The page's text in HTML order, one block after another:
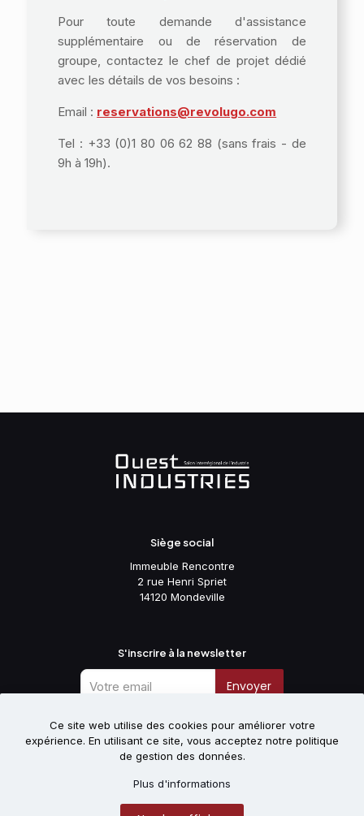
Pour toute demande d'assistance
supplémentaire ou de réservation de
groupe, contactez le chef de projet dédié
avec les détails de vos besoins :
Email : reservations@revolugo.com
Tel : +33 (0)1 80 06 62 88 (sans frais - de
9h à 19h).
Siège social
Immeuble Rencontre
2 rue Henri Spriet
14120 Mondeville
S'inscrire à la newsletter
Envoyer
Suivez-nous
Ce site web utilise des cookies pour améliorer votre
expérience. En utilisant ce site, vous acceptez notre politique
de gestion des données.
Plus d'informations